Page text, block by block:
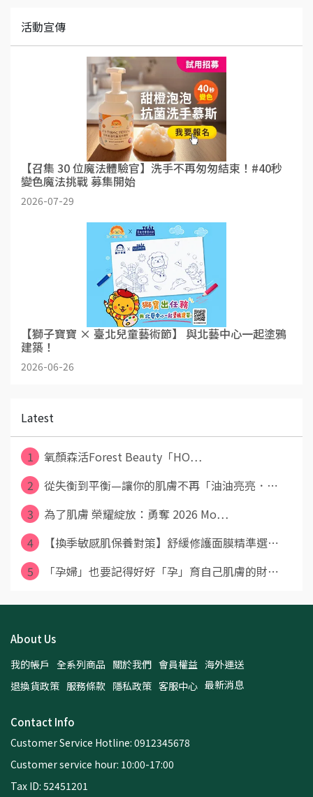
活動宣傳
【召集 30 位魔法體驗官】洗手不再匆匆結束！#40秒
變色魔法挑戰 募集開始
2026-07-29
【獅子寶寶 × 臺北兒童藝術節】 與北藝中心一起塗鴉
建築！
2026-06-26
Latest
1
氧顏森活Forest Beauty「HO⋯
2
從失衡到平衡—讓你的肌膚不再「油油亮亮．⋯
3
為了肌膚 榮耀綻放：勇奪 2026 Mo⋯
4
【換季敏感肌保養對策】舒緩修護面膜精準選⋯
5
「孕婦」也要記得好好「孕」育自己肌膚的財⋯
About Us
我的帳戶 全系列商品 關於我們 會員權益 海外運送
退換貨政策 服務條款 隱私政策 客服中心 最新消息
Contact Info
Customer Service Hotline: 0912345678
Customer service hour: 10:00-17:00
Tax ID: 52451201